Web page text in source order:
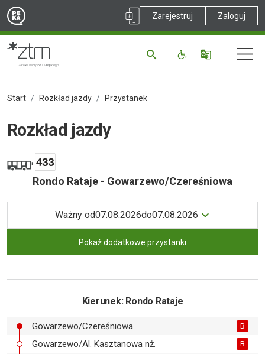
Zarejestruj Zaloguj
Start Rozkład jazdy Przystanek
Rozkład jazdy
Rondo Rataje - Gowarzewo/Czereśniowa
Ważny od07.08.2026do07.08.2026
Pokaż dodatkowe przystanki
Kierunek: Rondo Rataje
Gowarzewo/Czereśniowa B
Gowarzewo/Al. Kasztanowa nż. B